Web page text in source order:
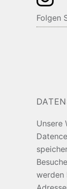
Folgen
Unsere
werden